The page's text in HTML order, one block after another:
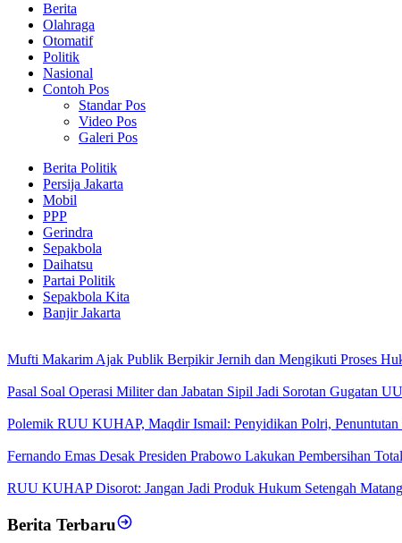
Berita
Olahraga
Otomatif
Politik
Nasional
Contoh Pos
Standar Pos
Video Pos
Galeri Pos
Berita Politik
Persija Jakarta
Mobil
PPP
Gerindra
Sepakbola
Daihatsu
Partai Politik
Sepakbola Kita
Banjir Jakarta
Mufti Makarim Ajak Publik Berpikir Jernih dan Mengikuti Proses
Pasal Soal Operasi Militer dan Jabatan Sipil Jadi Sorotan Gugatan
Polemik RUU KUHAP, Maqdir Ismail: Penyidikan Polri, Penuntutan
Fernando Emas Desak Presiden Prabowo Lakukan Pembersihan
RUU KUHAP Disorot: Jangan Jadi Produk Hukum Setengah
Berita Terbaru